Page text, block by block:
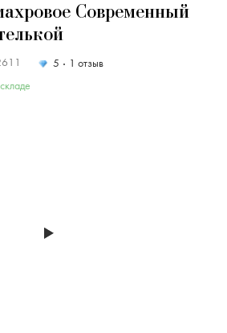
Современный
5
1 отзыв